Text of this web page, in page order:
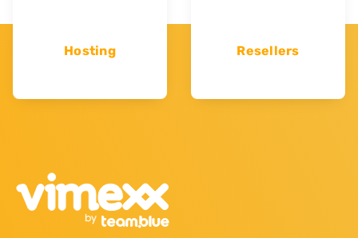
Hosting Resellers